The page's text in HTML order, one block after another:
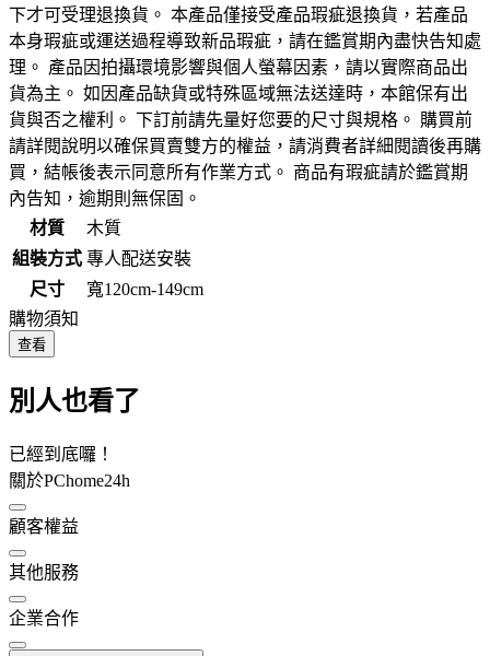
下才可受理退換貨。 本產品僅接受產品瑕疵退換貨，若產品
本身瑕疵或運送過程導致新品瑕疵，請在鑑賞期內盡快告知處
理。 產品因拍攝環境影響與個人螢幕因素，請以實際商品出
貨為主。 如因產品缺貨或特殊區域無法送達時，本館保有出
貨與否之權利。 下訂前請先量好您要的尺寸與規格。 購買前
請詳閱說明以確保買賣雙方的權益，請消費者詳細閱讀後再購
買，結帳後表示同意所有作業方式。 商品有瑕疵請於鑑賞期
內告知，逾期則無保固。
材質
木質
組裝方式 專人配送安裝
尺寸
寬120cm-149cm
購物須知
查看
別人也看了
已經到底囉！
關於PChome24h
顧客權益
其他服務
企業合作